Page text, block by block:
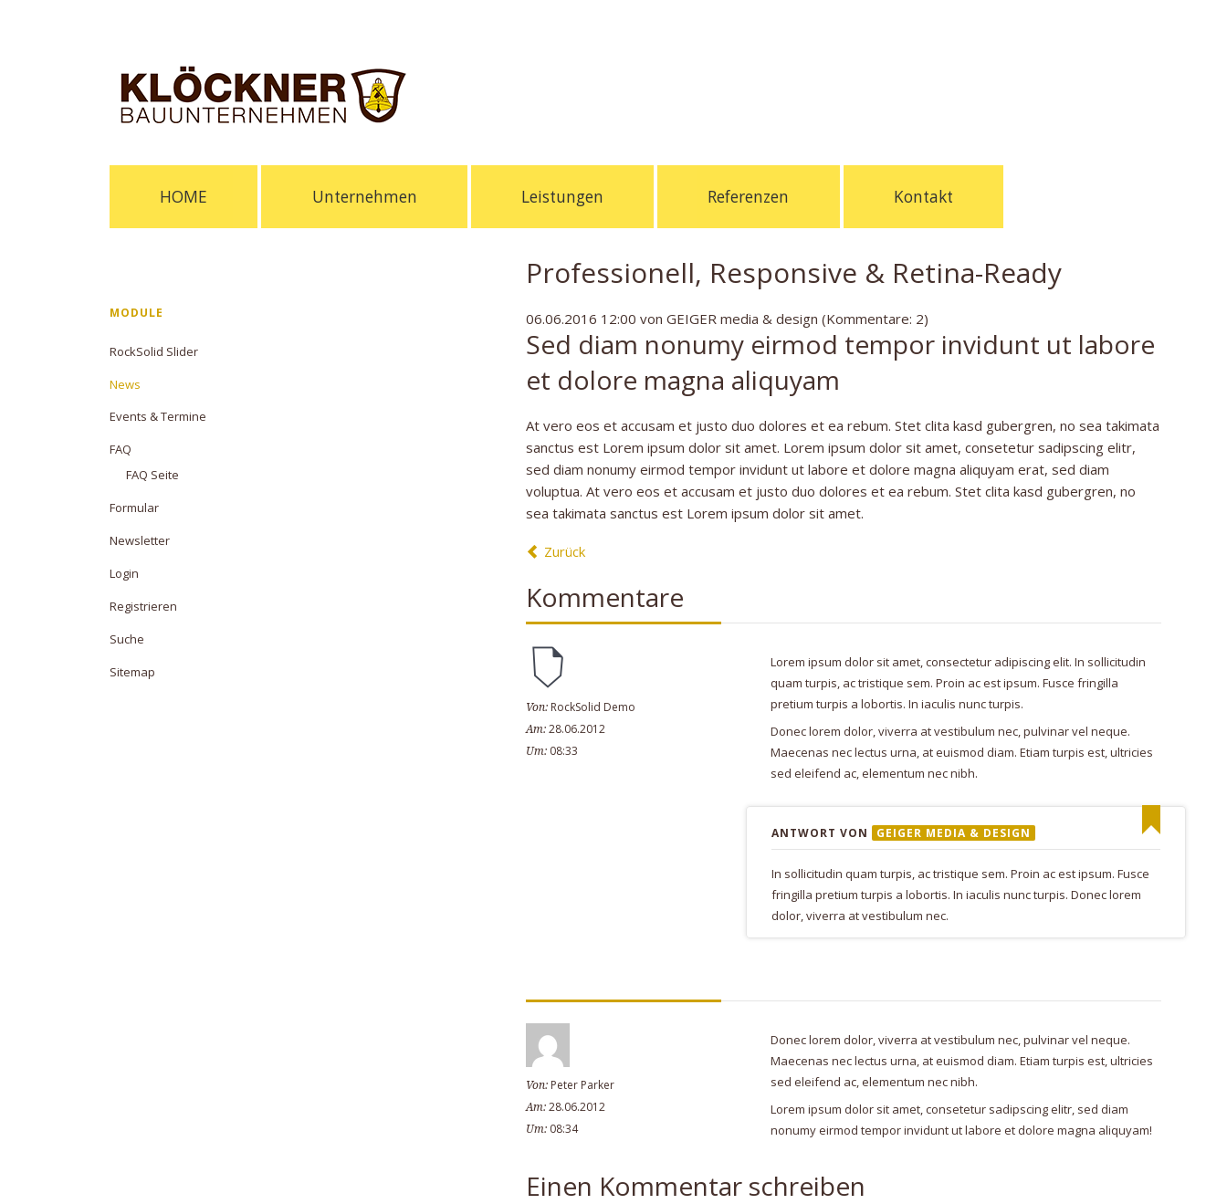
überspringen
HOME Unternehmen Leistungen Referenzen Kontakt
Professionell, Responsive & Retina-Ready
06.06.2016 12:00 von GEIGER media & design (Kommentare: 2)
Sed diam nonumy eirmod tempor invidunt ut labore
et dolore magna aliquyam
At vero eos et accusam et justo duo dolores et ea rebum. Stet clita kasd gubergren, no sea takimata
sanctus est Lorem ipsum dolor sit amet. Lorem ipsum dolor sit amet, consetetur sadipscing elitr,
sed diam nonumy eirmod tempor invidunt ut labore et dolore magna aliquyam erat, sed diam
voluptua. At vero eos et accusam et justo duo dolores et ea rebum. Stet clita kasd gubergren, no
sea takimata sanctus est Lorem ipsum dolor sit amet.
Zurück
Kommentare
Von: RockSolid Demo
Am: 28.06.2012
Um: 08:33
Lorem ipsum dolor sit amet, consectetur adipiscing elit. In sollicitudin
quam turpis, ac tristique sem. Proin ac est ipsum. Fusce fringilla
pretium turpis a lobortis. In iaculis nunc turpis.
Donec lorem dolor, viverra at vestibulum nec, pulvinar vel neque.
Maecenas nec lectus urna, at euismod diam. Etiam turpis est, ultricies
sed eleifend ac, elementum nec nibh.
ANTWORT VON GEIGER MEDIA & DESIGN
In sollicitudin quam turpis, ac tristique sem. Proin ac est ipsum. Fusce
fringilla pretium turpis a lobortis. In iaculis nunc turpis. Donec lorem
dolor, viverra at vestibulum nec.
Von: Peter Parker
Am: 28.06.2012
Um: 08:34
Donec lorem dolor, viverra at vestibulum nec, pulvinar vel neque.
Maecenas nec lectus urna, at euismod diam. Etiam turpis est, ultricies
sed eleifend ac, elementum nec nibh.
Lorem ipsum dolor sit amet, consetetur sadipscing elitr, sed diam
nonumy eirmod tempor invidunt ut labore et dolore magna aliquyam!
Einen Kommentar schreiben
Navigation
MODULE
RockSolid Slider
News
Events & Termine
FAQ
FAQ Seite
Formular
Newsletter
Login
Registrieren
Suche
Sitemap